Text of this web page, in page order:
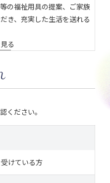
の福祉用具の提案、ご家族
き、充実した生活を送れる
る
ください。
けている方